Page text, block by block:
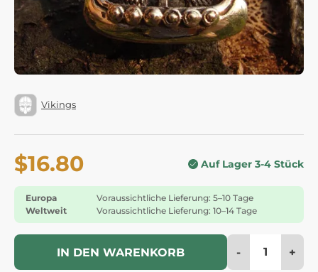
Vikings
$16.80 Auf Lager 3-4 Stück
Europa
Voraussichtliche Lieferung: 5–10 Tage
Weltweit
Voraussichtliche Lieferung: 10–14 Tage
IN DEN WARENKORB - +